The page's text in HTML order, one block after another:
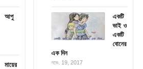
আপু
মায়ের
একটি
ভাই ও
একটি
বোনের
এক দিন
নভে. 19, 2017